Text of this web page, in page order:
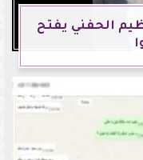
الحفني يفتح